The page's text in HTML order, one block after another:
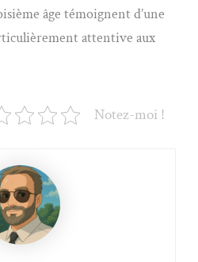
âge témoignent d’une
attentive aux
Notez-moi !